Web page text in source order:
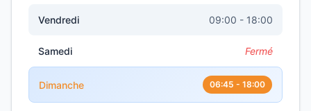
Vendredi 09:00 - 18:00
Samedi Fermé
Dimanche 06:45 - 18:00